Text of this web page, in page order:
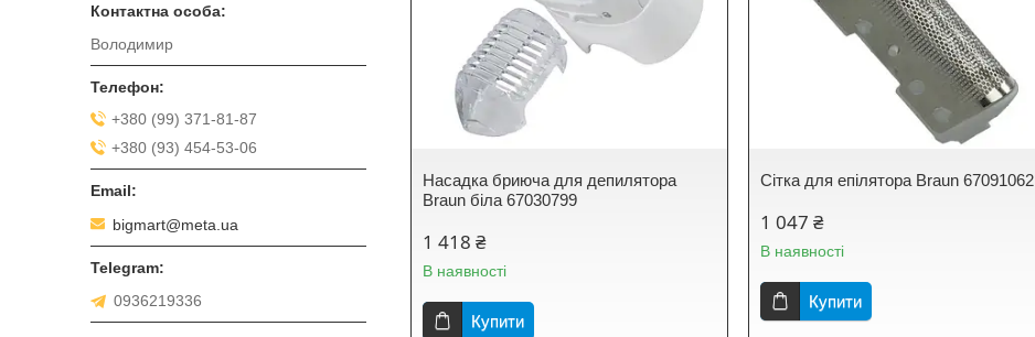
Насадка бриюча для депилятора
Braun біла 67030799
1 418 ₴
В наявності
Купити
Сітка для епілятора Braun 67091062
1 047 ₴
В наявності
Купити
Володимир
+380 (99) 371-81-87
+380 (93) 454-53-06
bigmart@meta.ua
0936219336